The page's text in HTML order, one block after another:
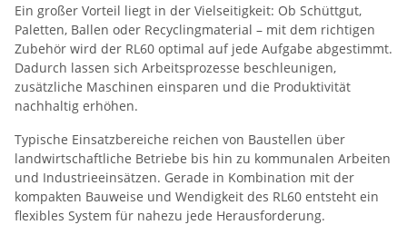
Ein großer Vorteil liegt in der Vielseitigkeit: Ob Schüttgut,
Paletten, Ballen oder Recyclingmaterial – mit dem richtigen
Zubehör wird der RL60 optimal auf jede Aufgabe abgestimmt.
Dadurch lassen sich Arbeitsprozesse beschleunigen,
zusätzliche Maschinen einsparen und die Produktivität
nachhaltig erhöhen.
Typische Einsatzbereiche reichen von Baustellen über
landwirtschaftliche Betriebe bis hin zu kommunalen Arbeiten
und Industrieeinsätzen. Gerade in Kombination mit der
kompakten Bauweise und Wendigkeit des RL60 entsteht ein
flexibles System für nahezu jede Herausforderung.